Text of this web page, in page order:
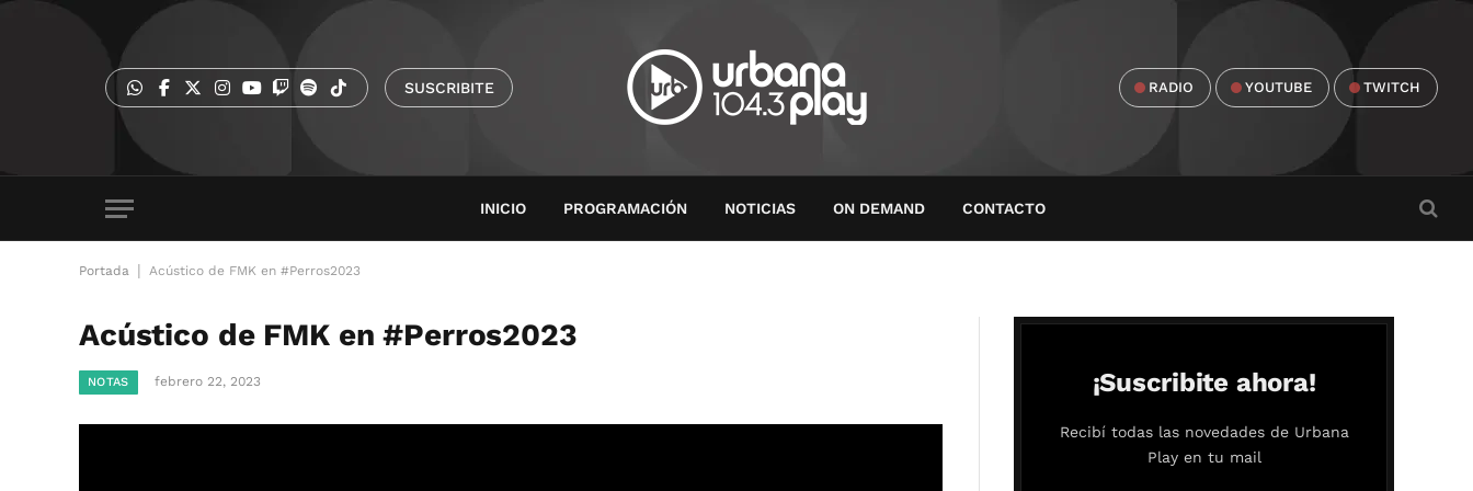
SUSCRIBITE RADIO YOUTUBE TWITCH
INICIO PROGRAMACIÓN NOTICIAS ON DEMAND CONTACTO
Portada Acústico de FMK en #Perros2023
Acústico de FMK en #Perros2023
NOTAS febrero 22, 2023 ¡Suscribite ahora!
Recibí todas las novedades de Urbana
Play en tu mail